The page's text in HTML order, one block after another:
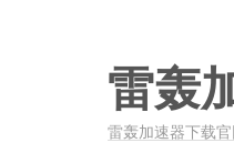
雷轰
雷轰加速器下载